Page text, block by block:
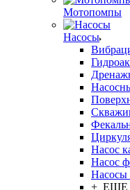
Мотопомпы
Насосы
Насос
Насос
Насосы
+ ЕЩЕ